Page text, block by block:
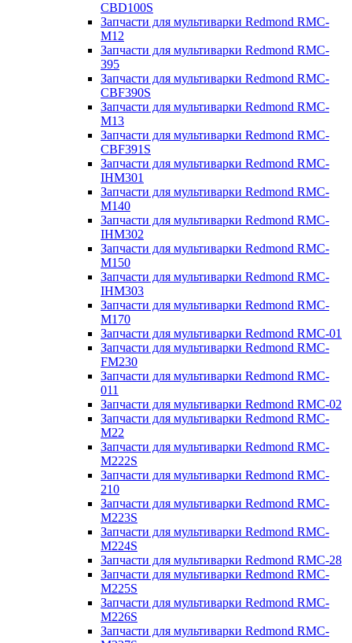
CBD100S
Запчасти для мультиварки Redmond RMC-
M12
Запчасти для мультиварки Redmond RMC-
395
Запчасти для мультиварки Redmond RMC-
CBF390S
Запчасти для мультиварки Redmond RMC-
M13
Запчасти для мультиварки Redmond RMC-
CBF391S
Запчасти для мультиварки Redmond RMC-
IHM301
Запчасти для мультиварки Redmond RMC-
M140
Запчасти для мультиварки Redmond RMC-
IHM302
Запчасти для мультиварки Redmond RMC-
M150
Запчасти для мультиварки Redmond RMC-
IHM303
Запчасти для мультиварки Redmond RMC-
M170
Запчасти для мультиварки Redmond RMC-01
Запчасти для мультиварки Redmond RMC-
FM230
Запчасти для мультиварки Redmond RMC-
011
Запчасти для мультиварки Redmond RMC-02
Запчасти для мультиварки Redmond RMC-
M22
Запчасти для мультиварки Redmond RMC-
M222S
Запчасти для мультиварки Redmond RMC-
210
Запчасти для мультиварки Redmond RMC-
M223S
Запчасти для мультиварки Redmond RMC-
M224S
Запчасти для мультиварки Redmond RMC-28
Запчасти для мультиварки Redmond RMC-
M225S
Запчасти для мультиварки Redmond RMC-
M226S
Запчасти для мультиварки Redmond RMC-